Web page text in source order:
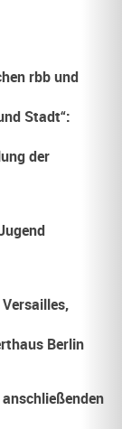
rbb und
Stadt“:
der
Berlin